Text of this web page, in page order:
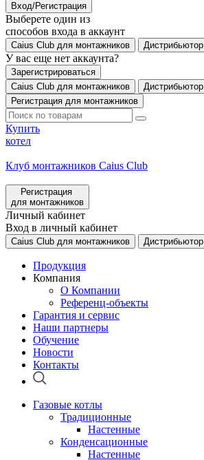
Вход/Регистрация
Выберете один из
способов входа в аккаунт
Caius Club для монтажников Дистрибьютор
У вас еще нет аккаунта?
Зарегистрироваться
Caius Club для монтажников
Дистрибьютор
Регистрация для монтажников
Купить
котел
Клуб монтажников Caius Club
Регистрация
для монтажников
Личный кабинет
Вход в личный кабинет
Caius Club для монтажников Дистрибьютор
Продукция
Компания
О Компании
Референц-объекты
Гарантия и сервис
Наши партнеры
Обучение
Новости
Контакты
Газовые котлы
Традиционные
Настенные
Конденсационные
Настенные